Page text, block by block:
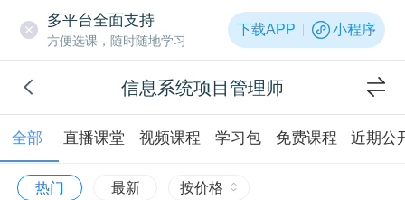
多平台全面支持
方便选课，随时随地学习
下载APP 小程序
信息系统项目管理师
全部 直播课堂 视频课程 学习包 免费课程 近期公
热门 最新 按价格